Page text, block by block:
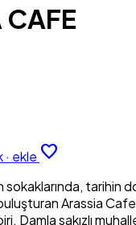
ekle favorite_border
sokaklarında, tarihin
Arassia
Damla sakızlı